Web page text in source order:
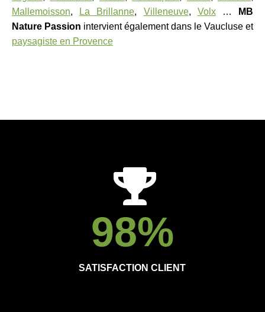
Mallemoisson, La Brillanne, Villeneuve, Volx…
MB
Nature Passion intervient également dans le Vaucluse et
paysagiste en Provence
98%
SATISFACTION CLIENT